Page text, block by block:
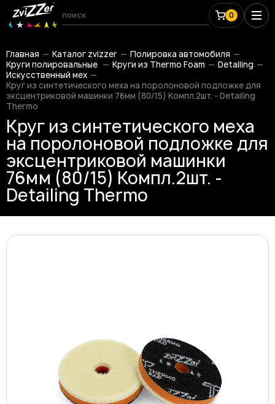
0
Главная Каталог zvizzer
Полировка автомобиля
Круги полировальные
Круги из Thermo Foam
Detailing
Искусственный мех
Круг из синтетического меха на поролоновой подложке для
эксцентриковой машинки 76мм (80/15) Компл.2шт. - Detailing
Thermo
Круг из синтетического меха
на поролоновой подложке для
эксцентриковой машинки
76мм (80/15) Компл.2шт. -
Detailing Thermo